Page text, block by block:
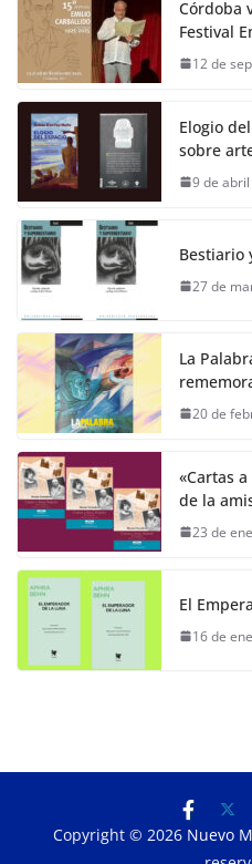
Córdoba
Festival
12 de
Elogio
sobre
9 de
Bestiario
27 de
La
20 de
«Cartas
de la
23 de
El
16 de
Copyright © 2026 Nuevo